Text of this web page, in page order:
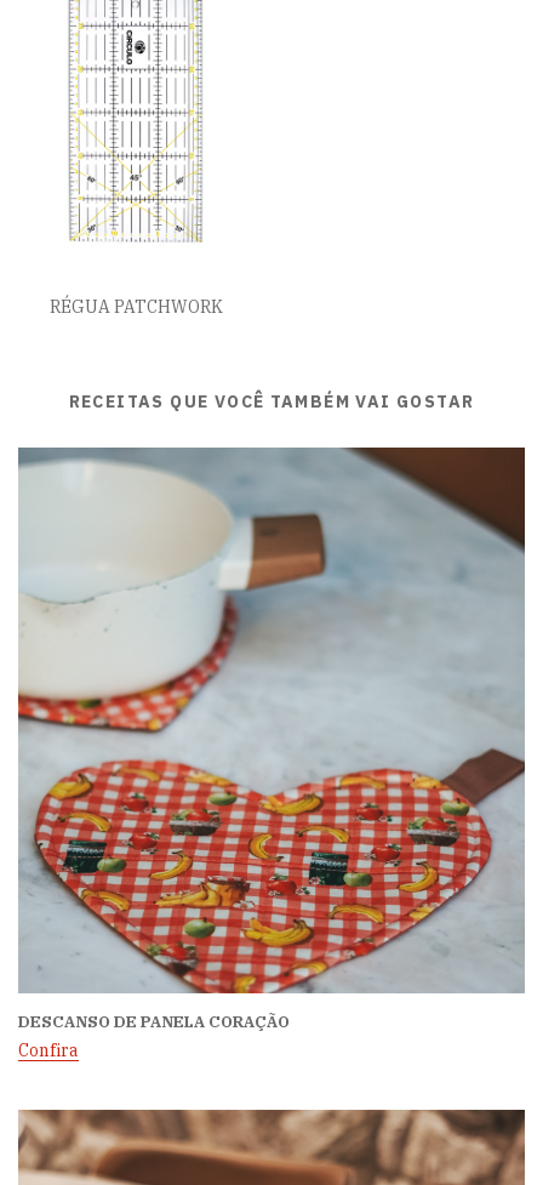
RÉGUA PATCHWORK
RECEITAS QUE VOCÊ TAMBÉM VAI GOSTAR
DESCANSO DE PANELA CORAÇÃO
Confira